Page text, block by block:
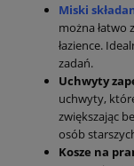
Miski
można łatwo
łazience.
zadań.
Uchwyty
uchwyty,
zwiększając
osób
Kosze na